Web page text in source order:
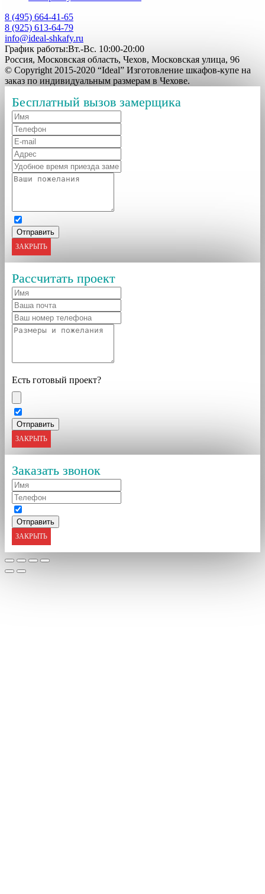
8 (495) 664-41-65
8 (925) 613-64-79
info@ideal-shkafy.ru
График работы:Вт.-Вс. 10:00-20:00
Россия, Московская область, Чехов, Московская улица, 96
© Copyright 2015-2020 “Ideal” Изготовление шкафов-купе на
заказ по индивидуальным размерам в Чехове.
Бесплатный вызов замерщика
ЗАКРЫТЬ
Рассчитать проект
Есть готовый проект?
ЗАКРЫТЬ
Заказать звонок
ЗАКРЫТЬ